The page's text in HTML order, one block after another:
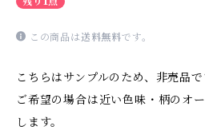
この商品は送料無料です。
こちらはサンプルのため、非売品で
ご希望の場合は近い色味・柄のオ
します。